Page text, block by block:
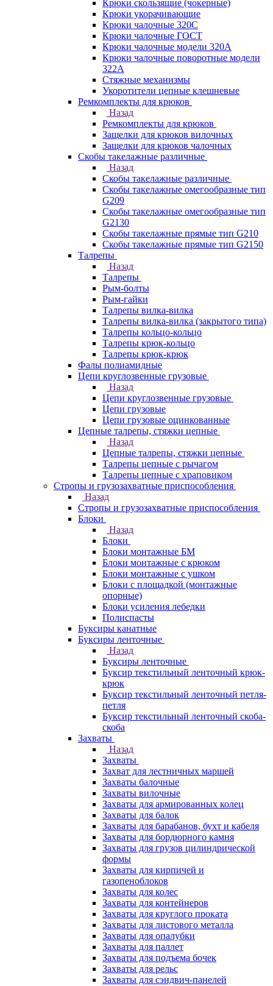
Крюки скользящие (чокерные)
Крюки укорачивающие
Крюки чалочные 320C
Крюки чалочные ГОСТ
Крюки чалочные модели 320А
Крюки чалочные поворотные модели
322А
Стяжные механизмы
Укоротители цепные клешневые
Ремкомплекты для крюков
Назад
Ремкомплекты для крюков
Защелки для крюков вилочных
Защелки для крюков чалочных
Скобы такелажные различные
Назад
Скобы такелажные различные
Скобы такелажные омегообразные тип
G209
Скобы такелажные омегообразные тип
G2130
Скобы такелажные прямые тип G210
Скобы такелажные прямые тип G2150
Талрепы
Назад
Талрепы
Рым-болты
Рым-гайки
Талрепы вилка-вилка
Талрепы вилка-вилка (закрытого типа)
Талрепы кольцо-кольцо
Талрепы крюк-кольцо
Талрепы крюк-крюк
Фалы полиамидные
Цепи круглозвенные грузовые
Назад
Цепи круглозвенные грузовые
Цепи грузовые
Цепи грузовые оцинкованные
Цепные талрепы, стяжки цепные
Назад
Цепные талрепы, стяжки цепные
Талрепы цепные с рычагом
Талрепы цепные с храповиком
Стропы и грузозахватные приспособления
Назад
Стропы и грузозахватные приспособления
Блоки
Назад
Блоки
Блоки монтажные БМ
Блоки монтажные с крюком
Блоки монтажные с ушком
Блоки с площадкой (монтажные
опорные)
Блоки усиления лебедки
Полиспасты
Буксиры канатные
Буксиры ленточные
Назад
Буксиры ленточные
Буксир текстильный ленточный крюк-
крюк
Буксир текстильный ленточный петля-
петля
Буксир текстильный ленточный скоба-
скоба
Захваты
Назад
Захваты
Захват для лестничных маршей
Захваты балочные
Захваты вилочные
Захваты для армированных колец
Захваты для балок
Захваты для барабанов, бухт и кабеля
Захваты для бордюрного камня
Захваты для грузов цилиндрической
формы
Захваты для кирпичей и
газопеноблоков
Захваты для колес
Захваты для контейнеров
Захваты для круглого проката
Захваты для листового металла
Захваты для опалубки
Захваты для паллет
Захваты для подъема бочек
Захваты для рельс
Захваты для сэндвич-панелей